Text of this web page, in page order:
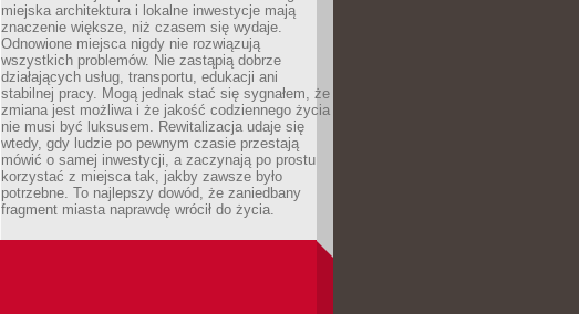
miejska architektura i lokalne inwestycje mają
znaczenie większe, niż czasem się wydaje.
Odnowione miejsca nigdy nie rozwiązują
wszystkich problemów. Nie zastąpią dobrze
działających usług, transportu, edukacji ani
stabilnej pracy. Mogą jednak stać się sygnałem, że
zmiana jest możliwa i że jakość codziennego życia
nie musi być luksusem. Rewitalizacja udaje się
wtedy, gdy ludzie po pewnym czasie przestają
mówić o samej inwestycji, a zaczynają po prostu
korzystać z miejsca tak, jakby zawsze było
potrzebne. To najlepszy dowód, że zaniedbany
fragment miasta naprawdę wrócił do życia.